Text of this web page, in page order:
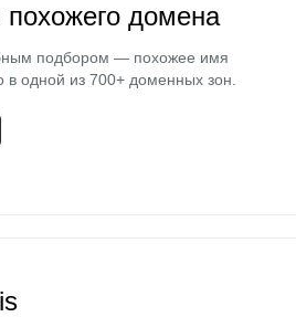
похожего домена
подбором — похожее имя
в одной из 700+ доменных зон.